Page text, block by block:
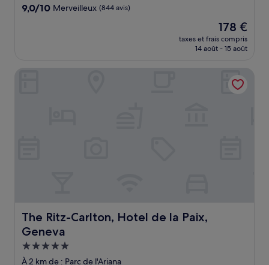
9.0
9,0/10 Merveilleux (844 avis)
Le
nouveau
prix
de
178 €
178 €
taxes et frais compris
14 août - 15 août
The Ritz-Carlton, Hotel de la Paix,
Geneva
The Ritz-Carlton, Hotel de la Paix, Geneva
Hébergement
5.0 étoiles
À 2 km de : Parc de l'Ariana